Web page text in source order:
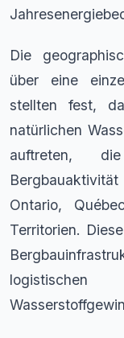
Die
über eine
stellten fest,
natürlichen
auftreten,
Ontario,
Territorien.